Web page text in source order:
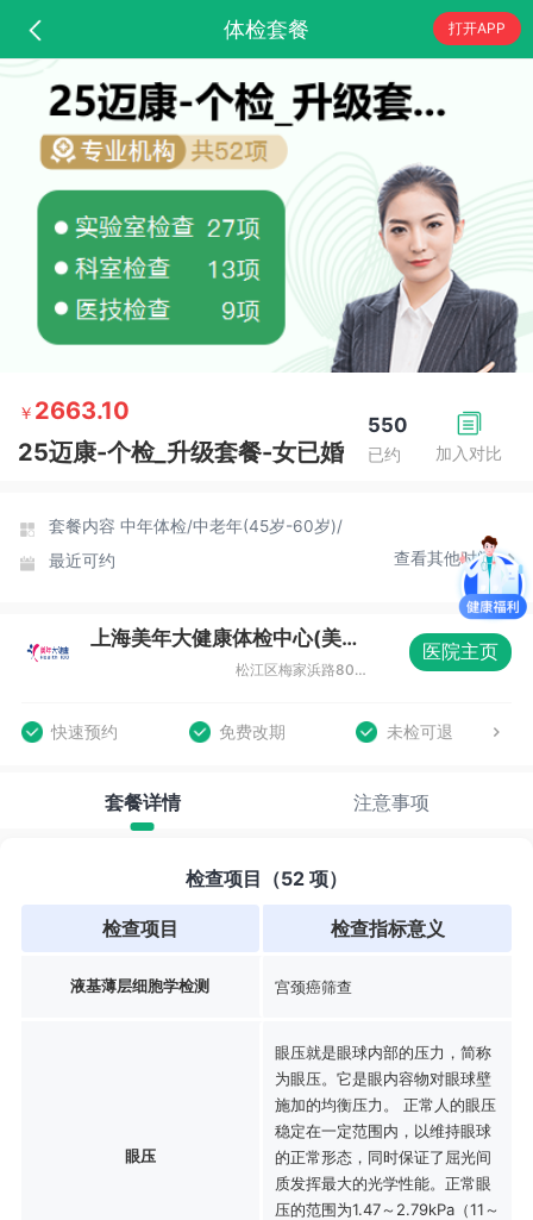
体检套餐 打开APP
加入对比
550
已约
￥ 2663.10
25迈康-个检_升级套餐-女已婚
套餐内容 中年体检/中老年(45岁-60岁)/
最近可约
查看其他时间
上海美年大健康体检中心(美涛分院)
松江区梅家浜路800弄双高广场2-9号
医院主页
快速预约 免费改期 未检可退
套餐详情 注意事项
检查项目（52 项）
检查项目 检查指标意义
液基薄层细胞学检测 宫颈癌筛查
眼压
眼压就是眼球内部的压力，简称
为眼压。它是眼内容物对眼球壁
施加的均衡压力。 正常人的眼压
稳定在一定范围内，以维持眼球
的正常形态，同时保证了屈光间
质发挥最大的光学性能。正常眼
压的范围为1.47～2.79kPa（11～